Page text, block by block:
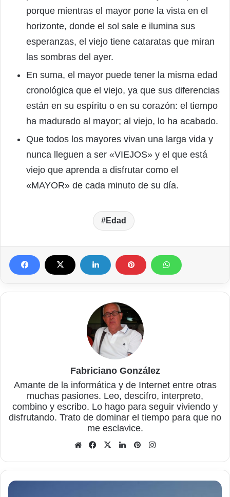
porque mientras el mayor pone la vista en el
horizonte, donde el sol sale e ilumina sus
esperanzas, el viejo tiene cataratas que miran
las sombras del ayer.
En suma, el mayor puede tener la misma edad
cronológica que el viejo, ya que sus diferencias
están en su espíritu o en su corazón: el tiempo
ha madurado al mayor; al viejo, lo ha acabado.
Que todos los mayores vivan una larga vida y
nunca lleguen a ser «VIEJOS» y el que está
viejo que aprenda a disfrutar como el
«MAYOR» de cada minuto de su día.
Edad
Fabriciano González
Amante de la informática y de Internet entre otras
muchas pasiones. Leo, descifro, interpreto,
combino y escribo. Lo hago para seguir viviendo y
disfrutando. Trato de dominar el tiempo para que no
me esclavice.
Sitio
Facebook
X LinkedInPinterest
Contraseñas